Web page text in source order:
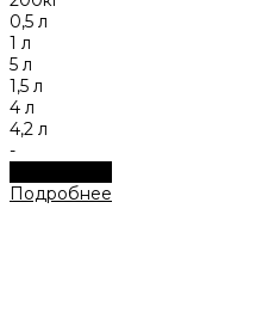
0,5 л
1 л
5 л
1,5 л
4 л
4,2 л
-
Подробнее